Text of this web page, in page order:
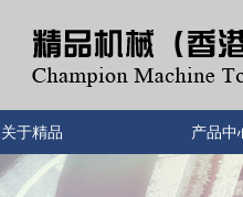
关于精品 产品中